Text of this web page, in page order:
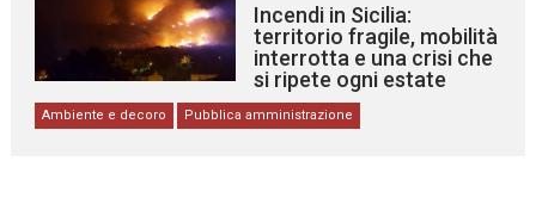
Incendi in Sicilia:
territorio fragile, mobilità
interrotta e una crisi che
si ripete ogni estate
Ambiente e decoro Pubblica amministrazione